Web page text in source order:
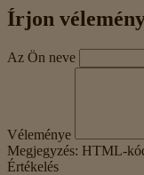
Írjon
Az Ön neve
Véleménye
Megjegyzés: HTML-
Értékelés